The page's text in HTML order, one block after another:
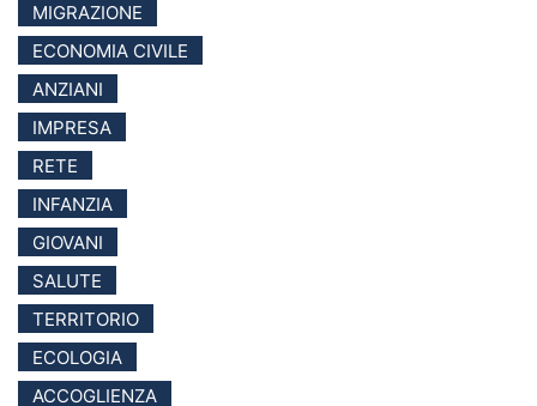
MIGRAZIONE
ECONOMIA CIVILE
ANZIANI
IMPRESA
RETE
INFANZIA
GIOVANI
SALUTE
TERRITORIO
ECOLOGIA
ACCOGLIENZA